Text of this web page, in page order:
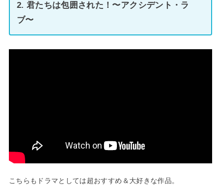
2. 君たちは包囲された！〜アクシデント・ラ
ブ〜
こちらもドラマとしては超おすすめ＆大好きな作品。